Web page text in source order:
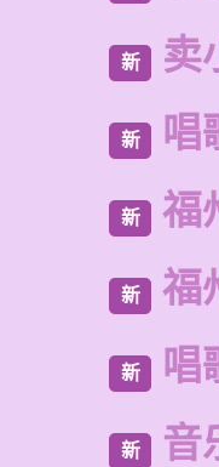
新 卖
新 唱
新 福
新 福
新 唱
新 音